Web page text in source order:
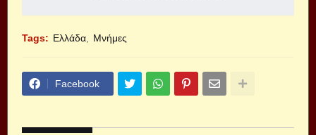
Tags: Ελλάδα Μνήμες
Facebook